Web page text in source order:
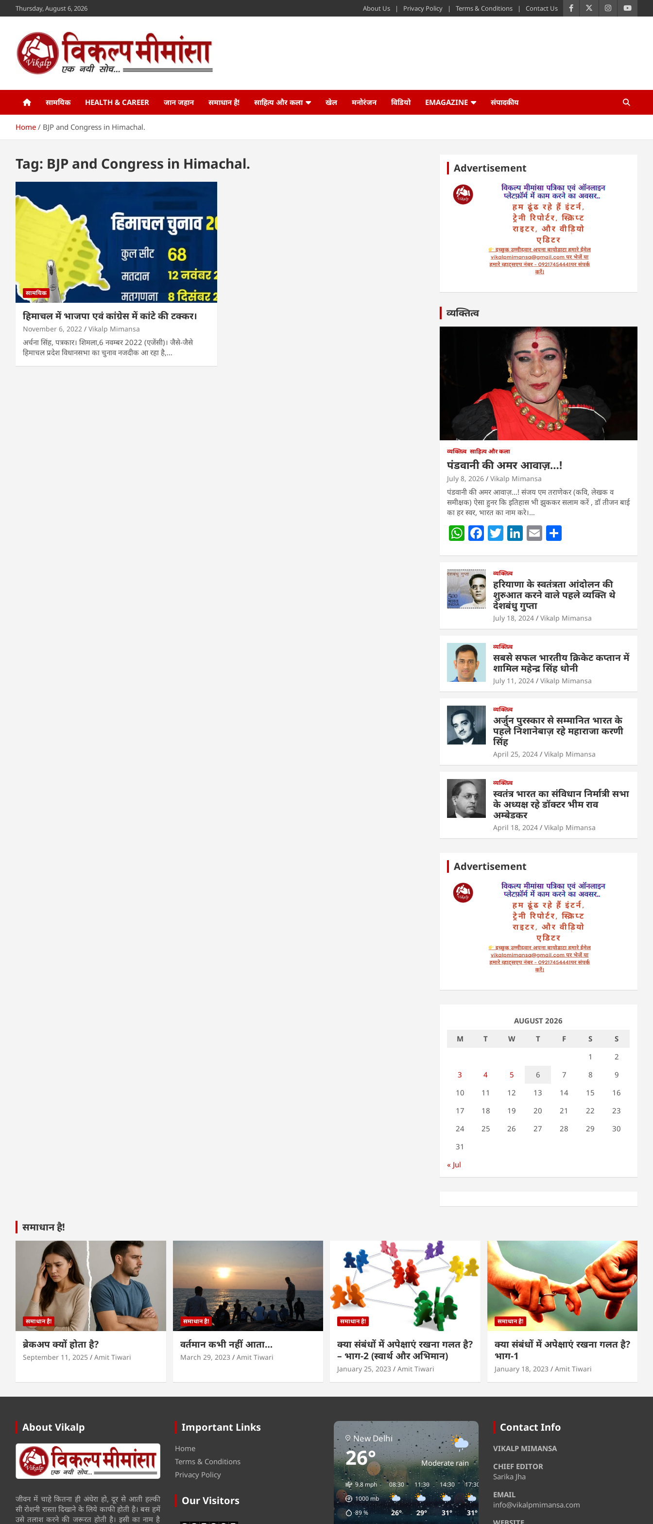
to
Thursday, August 6, 2026 About Us Privacy Policy Terms & Conditions Contact Us
Vikalp Mimansa
सामयिक HEALTH & CAREER जान जहान समाधान है! साहित्य और कला खेल मनोरंजन विडियो EMAGAZINE संपादकीय
Home BJP and Congress in Himachal.
Tag: BJP and Congress in Himachal.
सामयिक
हिमाचल में भाजपा एवं कांग्रेस में कांटे की टक्कर।
November 6, 2022 Vikalp Mimansa
अर्चना सिंह, पत्रकार। शिमला,6 नवम्बर 2022 (एजेंसी)। जैसे-जैसे
हिमाचल प्रदेश विधानसभा का चुनाव नजदीक आ रहा है,…
Advertisement
व्यक्तित्व
व्यक्तित्व साहित्य और कला
पंडवानी की अमर आवाज़…!
July 8, 2026 Vikalp Mimansa
पंडवानी की अमर आवाज़…! संजय एम तराणेकर (कवि, लेखक व
समीक्षक) ऐसा हुनर कि इतिहास भी झुककर सलाम करें , डॉ तीजन बाई
का हर स्वर, भारत का नाम करे।…
W
h
s
A
p
p
F
a
e
b
o
o
k
T
w
er
Li
n
e
dI
n
E
m
l e
व्यक्तित्व
हरियाणा के स्वतंत्रता आंदोलन की
शुरुआत करने वाले पहले व्यक्ति थे
देशबंधु गुप्ता
July 18, 2024 Vikalp Mimansa
व्यक्तित्व
सबसे सफल भारतीय क्रिकेट कप्तान में
शामिल महेन्द्र सिंह धोनी
July 11, 2024 Vikalp Mimansa
व्यक्तित्व
अर्जुन पुरस्कार से सम्मानित भारत के
पहले निशानेबाज़ रहे महाराजा करणी
सिंह
April 25, 2024 Vikalp Mimansa
व्यक्तित्व
स्वतंत्र भारत का संविधान निर्मात्री सभा
के अध्यक्ष रहे डॉक्टर भीम राव
अम्बेडकर
April 18, 2024 Vikalp Mimansa
Advertisement
AUGUST 2026
M
T W T F S
S
1
2
3
4 5 6 7 8
9
10
11 12 13 14 15
16
17
18 19 20 21 22
23
24
25 26 27 28 29
30
31
« Jul
समाधान है!
समाधान है!
ब्रेकअप क्यों होता है?
September 11, 2025 Amit Tiwari
समाधान है!
वर्तमान कभी नहीं आता…
March 29, 2023 Amit Tiwari
समाधान है!
क्या संबंधों में अपेक्षाएं रखना गलत है?
– भाग-2 (स्वार्थ और अभिमान)
January 25, 2023 Amit Tiwari
समाधान है!
क्या संबंधों में अपेक्षाएं रखना गलत है?
भाग-1
January 18, 2023 Amit Tiwari
About Vikalp
जीवन में चाहे कितना ही अंधेरा हो, दूर से आती हल्की
सी रोशनी रास्ता दिखाने के लिये काफी होती है। बस हमें
उसे तलाश करने की जरूरत होती है। इसी का नाम है
Important Links
Home
Terms & Conditions
Privacy Policy
Our Visitors
New Delhi
26° Moderate rain
9.8 mph
1000 mb
89%
08:30
26°
11:30
29°
14:30
31°
17:30
31°
Contact Info
VIKALP MIMANSA
CHIEF EDITOR
Sarika Jha
EMAIL
info@vikalpmimansa.com